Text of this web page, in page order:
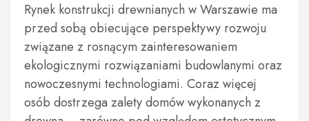
Rynek konstrukcji drewnianych w Warszawie ma
przed sobą obiecujące perspektywy rozwoju
związane z rosnącym zainteresowaniem
ekologicznymi rozwiązaniami budowlanymi oraz
nowoczesnymi technologiami. Coraz więcej
osób dostrzega zalety domów wykonanych z